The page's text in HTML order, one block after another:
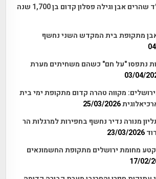
אבן וגילה פסלון קדום בן 1,700 שנה
אבן מתקופת בית המקדש השני נחשף
נתפסו "על חם" כשהם משחיתים מערת
03/04/
מקווה טהרה קדום מתקופת ימי בית
25/03/2026
מנורה נדיר נחשף בחפירות למרגלות הר
23/03/2026
מחומת ירושלים מתקופת החשמונאים
17/02/